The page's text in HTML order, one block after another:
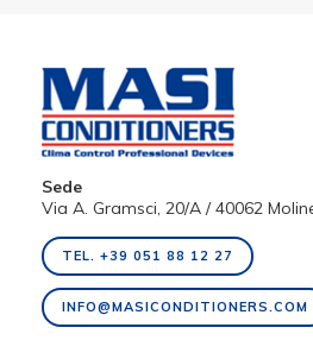
Sede
Via A. Gramsci, 20/A / 40062
TEL. +39 051 88 12 27
INFO@MASICONDITIONERS.COM